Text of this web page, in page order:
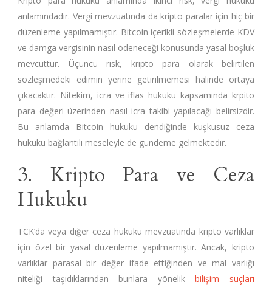
anlamındadır. Vergi mevzuatında da kripto paralar için hiç bir
düzenleme yapılmamıştır. Bitcoin içerikli sözleşmelerde KDV
ve damga vergisinin nasıl ödeneceği konusunda yasal boşluk
mevcuttur. Üçüncü risk, kripto para olarak belirtilen
sözleşmedeki edimin yerine getirilmemesi halinde ortaya
çıkacaktır. Nitekim, icra ve iflas hukuku kapsamında krpito
para değeri üzerinden nasıl icra takibi yapılacağı belirsizdir.
Bu anlamda Bitcoin hukuku dendiğinde kuşkusuz ceza
hukuku bağlantılı meseleyle de gündeme gelmektedir.
3. Kripto Para ve Ceza
Hukuku
TCK’da veya diğer ceza hukuku mevzuatında kripto varlıklar
için özel bir yasal düzenleme yapılmamıştır. Ancak, kripto
varlıklar parasal bir değer ifade ettiğinden ve mal varlığı
niteliği taşıdıklarından bunlara yönelikbilişim suçları